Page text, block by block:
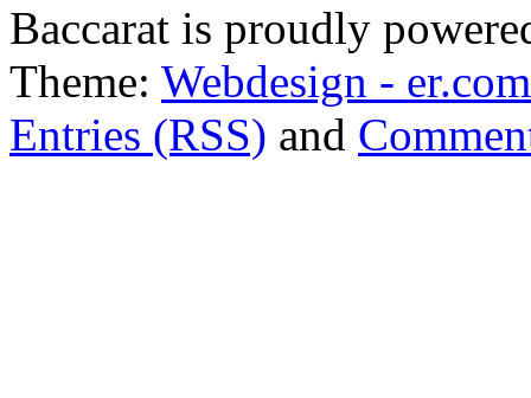
Baccarat is proudly
Theme: Webdesign - er.com
Entries (RSS) and